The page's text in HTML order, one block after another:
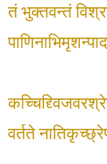
तं भुक्तवन्तं
वर्तते